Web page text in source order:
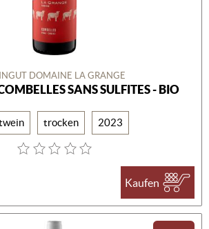
DOMAINE LA GRANGE
SANS SULFITES - BIO
trocken 2023
Kaufen